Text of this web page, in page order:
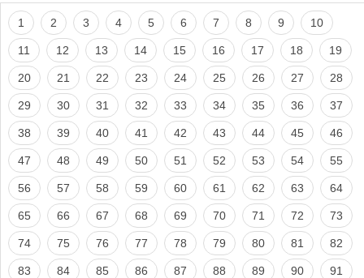
1 2 3 4 5 6 7 8 9 10
11 12 13 14 15 16 17 18 19
20 21 22 23 24 25 26 27 28
29 30 31 32 33 34 35 36 37
38 39 40 41 42 43 44 45 46
47 48 49 50 51 52 53 54 55
56 57 58 59 60 61 62 63 64
65 66 67 68 69 70 71 72 73
74 75 76 77 78 79 80 81 82
83 84 85 86 87 88 89 90 91